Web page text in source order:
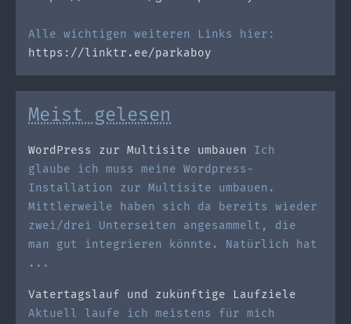
Alle wichtigen weiteren Links hier:
https://linktr.ee/parkaboy
Meist gelesen
WordPress zur Multisite umbauen
Ich
glaube ich muss meine Wordpress-
Installation zur Multisite umbauen.
Mittlerweile haben sich da bereits wieder
zwei/drei Unterseiten angesammelt, die
man gut integrieren könnte. Natürlich hat
...
Vatertagslauf und zukünftige Laufziele
Aktuell laufe ich meistens für mich